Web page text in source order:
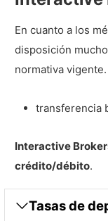
En cuanto a los
disposición
normativa
transferencia
Interactive
crédito/débito.
Tasas de